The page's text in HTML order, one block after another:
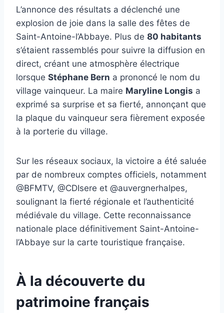
L’annonce des résultats a déclenché une
explosion de joie dans la salle des fêtes de
Saint-Antoine-l’Abbaye. Plus de 80 habitants
s’étaient rassemblés pour suivre la diffusion en
direct, créant une atmosphère électrique
lorsque Stéphane Bern a prononcé le nom du
village vainqueur. La maire Maryline Longis a
exprimé sa surprise et sa fierté, annonçant que
la plaque du vainqueur sera fièrement exposée
à la porterie du village.
Sur les réseaux sociaux, la victoire a été saluée
par de nombreux comptes officiels, notamment
@BFMTV, @CDIsere et @auvergnerhalpes,
soulignant la fierté régionale et l’authenticité
médiévale du village. Cette reconnaissance
nationale place définitivement Saint-Antoine-
l’Abbaye sur la carte touristique française.
À la découverte du
patrimoine français